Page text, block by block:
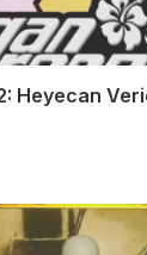
Heyecan